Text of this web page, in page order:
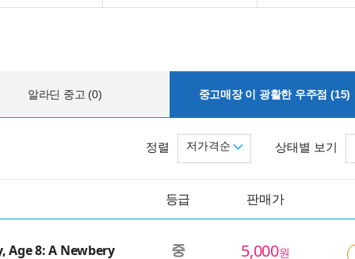
알라딘 중고 (0) 중고매장 이 광활한 우주점 (15)
상태별 보기
정렬 저가격순
등급 판매가
Age 8: A Newbery 중 5,000원